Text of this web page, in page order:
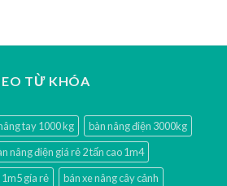
TỪ KHÓA
tay 1000 kg
bàn nâng điện 3000kg
nâng điện giá rẻ 2 tấn cao 1m4
gía rẻ
bán xe nâng cây cảnh